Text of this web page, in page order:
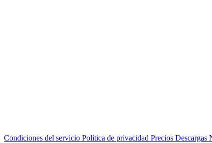
Condiciones del servicio Política de privacidad Precios Descargas